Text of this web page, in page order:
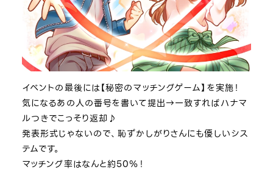
イベントの最後には【秘密のマッチングゲーム】を実施！
気になるあの人の番号を書いて提出→一致すればハナマ
ルつきでこっそり返却♪
発表形式じゃないので、恥ずかしがりさんにも優しいシス
テムです。
マッチング率はなんと約50％！